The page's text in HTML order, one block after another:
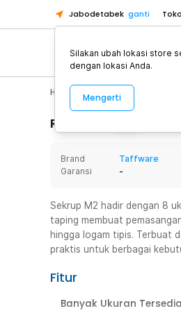
Jabodetabek ganti
Home Appliance
Rincian Produk
Brand
Taffware
Garansi
-
Sekrup M2 hadir dengan 8
taping membuat
hingga logam tipis. Terbuat
praktis untuk berbagai
Fitur
Banyak Ukuran Tersedia
Silakan ubah lokasi store
dengan lokasi Anda.
Mengerti